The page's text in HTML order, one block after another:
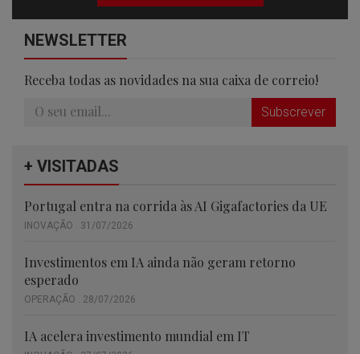
NEWSLETTER
Receba todas as novidades na sua caixa de correio!
Subscrever
+ VISITADAS
Portugal entra na corrida às AI Gigafactories da UE
INOVAÇÃO . 31/07/2026
Investimentos em IA ainda não geram retorno
esperado
OPERAÇÃO . 28/07/2026
IA acelera investimento mundial em IT